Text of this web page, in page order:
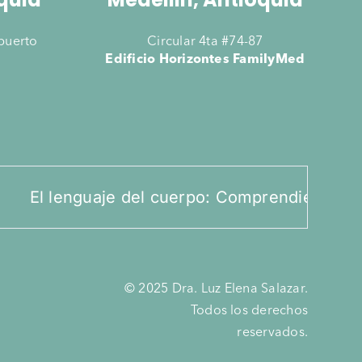
Circular 4ta #74-87
Edificio Horizontes FamilyMed
El lenguaje del cuerpo: Comprendiendo el
© 2025 Dra. Luz Elena Salazar.
Todos los derechos
reservados.